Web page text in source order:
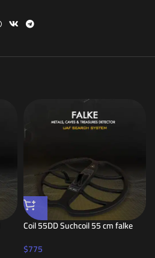
Coil 55DD Suchcoil 55 cm falke
$775